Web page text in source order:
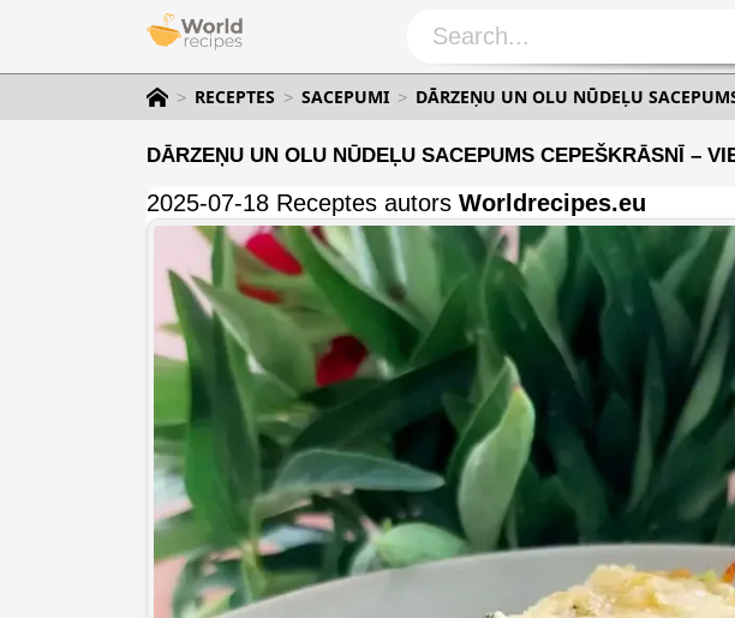
RECEPTES SACEPUMI DĀRZEŅU UN OLU NŪDEĻU
DĀRZEŅU UN OLU NŪDEĻU SACEPUMS CEPEŠKRĀSNĪ –
2025-07-18 Receptes autors Worldrecipes.eu